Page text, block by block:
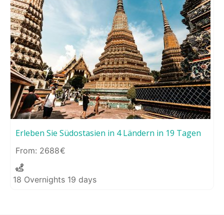
Erleben Sie Südostasien in 4 Ländern in 19 Tagen
2688
18 Overnights 19 days